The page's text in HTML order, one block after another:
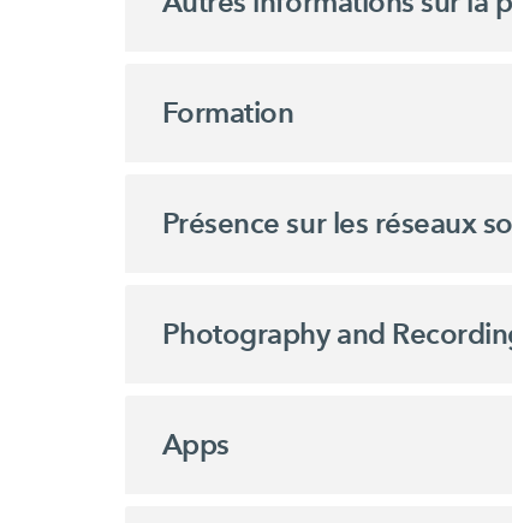
Formation
Présence sur les réseaux
Photography and
Apps